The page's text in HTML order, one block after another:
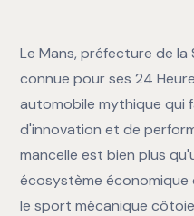
Le Mans, préfecture de
connue pour ses 24
automobile mythique qui
d'innovation et de
mancelle est bien plus
écosystème
le sport mécanique